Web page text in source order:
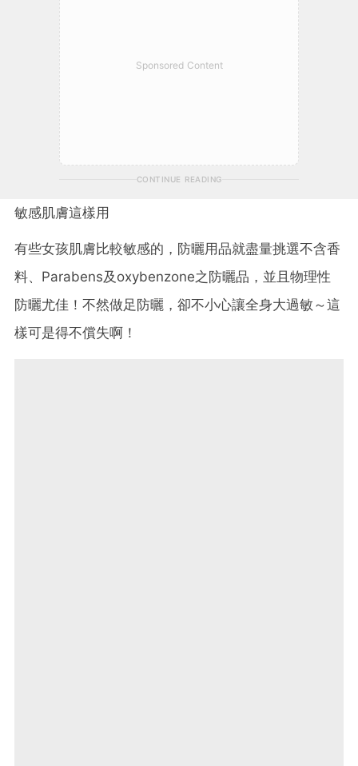
Sponsored Content
CONTINUE READING
敏感肌膚這樣用
有些女孩肌膚比較敏感的，防曬用品就盡量挑選不含香
料、Parabens及oxybenzone之防曬品，並且物理性
防曬尤佳！不然做足防曬，卻不小心讓全身大過敏～這
樣可是得不償失啊！